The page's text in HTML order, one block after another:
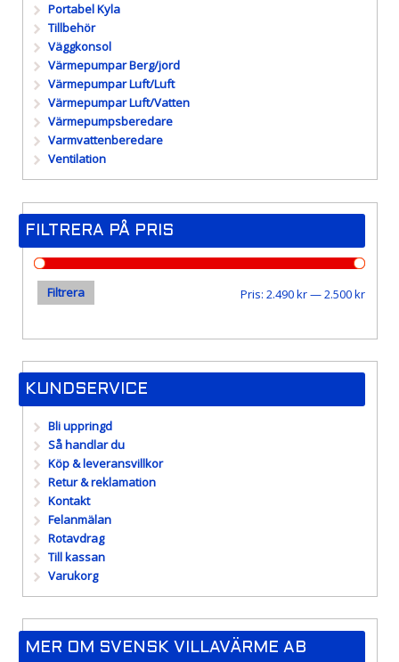
Portabel Kyla
Tillbehör
Väggkonsol
Värmepumpar Berg/jord
Värmepumpar Luft/Luft
Värmepumpar Luft/Vatten
Värmepumpsberedare
Varmvattenberedare
Ventilation
FILTRERA PÅ PRIS
Min
Max
Filtrera Pris:2.490 kr—2.500 kr
KUNDSERVICE
Bli uppringd
Så handlar du
Köp & leveransvillkor
Retur & reklamation
Kontakt
Felanmälan
Rotavdrag
Till kassan
Varukorg
MER OM SVENSK VILLAVÄRME AB